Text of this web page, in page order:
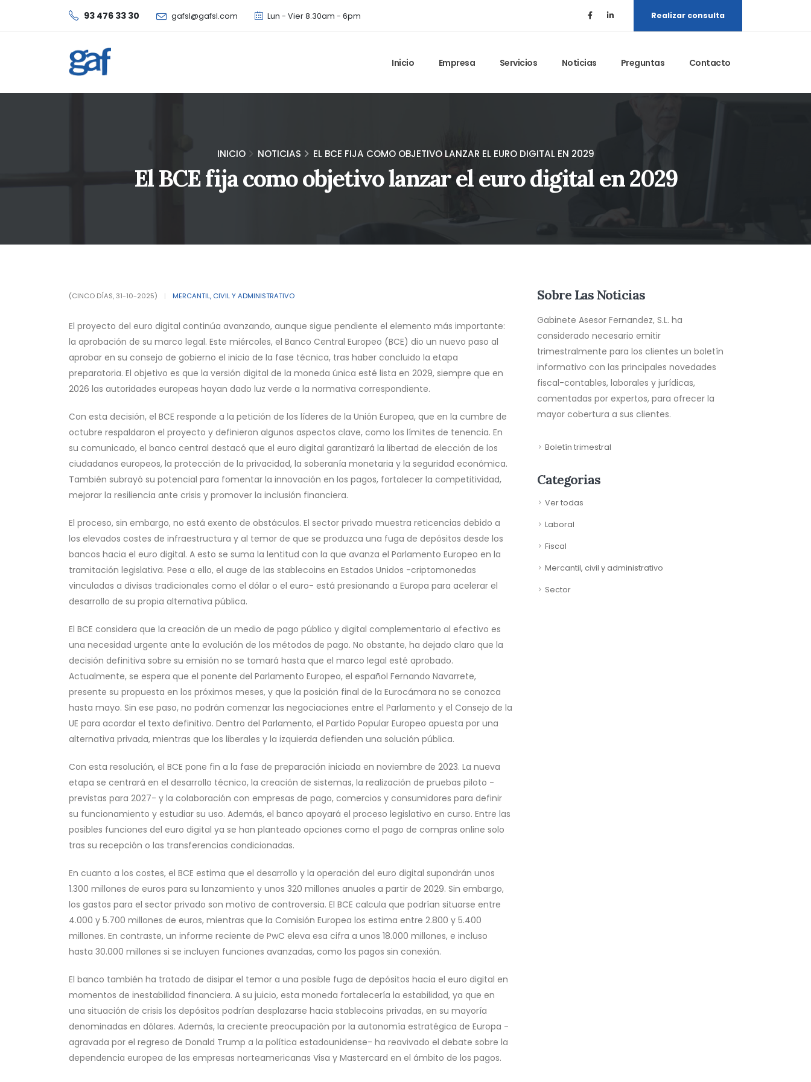
93 476 33 30 gafsl@gafsl.com Lun - Vier 8.30am - 6pm Realizar consulta
Inicio Empresa Servicios Noticias Preguntas Contacto
INICIO NOTICIAS EL BCE FIJA COMO OBJETIVO LANZAR EL EURO DIGITAL EN 2029
El BCE fija como objetivo lanzar el euro digital en 2029
(CINCO DÍAS, 31-10-2025) | MERCANTIL, CIVIL Y ADMINISTRATIVO
El proyecto del euro digital continúa avanzando, aunque sigue pendiente el elemento más importante:
la aprobación de su marco legal. Este miércoles, el Banco Central Europeo (BCE) dio un nuevo paso al
aprobar en su consejo de gobierno el inicio de la fase técnica, tras haber concluido la etapa
preparatoria. El objetivo es que la versión digital de la moneda única esté lista en 2029, siempre que en
2026 las autoridades europeas hayan dado luz verde a la normativa correspondiente.
Con esta decisión, el BCE responde a la petición de los líderes de la Unión Europea, que en la cumbre de
octubre respaldaron el proyecto y definieron algunos aspectos clave, como los límites de tenencia. En
su comunicado, el banco central destacó que el euro digital garantizará la libertad de elección de los
ciudadanos europeos, la protección de la privacidad, la soberanía monetaria y la seguridad económica.
También subrayó su potencial para fomentar la innovación en los pagos, fortalecer la competitividad,
mejorar la resiliencia ante crisis y promover la inclusión financiera.
El proceso, sin embargo, no está exento de obstáculos. El sector privado muestra reticencias debido a
los elevados costes de infraestructura y al temor de que se produzca una fuga de depósitos desde los
bancos hacia el euro digital. A esto se suma la lentitud con la que avanza el Parlamento Europeo en la
tramitación legislativa. Pese a ello, el auge de las stablecoins en Estados Unidos -criptomonedas
vinculadas a divisas tradicionales como el dólar o el euro- está presionando a Europa para acelerar el
desarrollo de su propia alternativa pública.
El BCE considera que la creación de un medio de pago público y digital complementario al efectivo es
una necesidad urgente ante la evolución de los métodos de pago. No obstante, ha dejado claro que la
decisión definitiva sobre su emisión no se tomará hasta que el marco legal esté aprobado.
Actualmente, se espera que el ponente del Parlamento Europeo, el español Fernando Navarrete,
presente su propuesta en los próximos meses, y que la posición final de la Eurocámara no se conozca
hasta mayo. Sin ese paso, no podrán comenzar las negociaciones entre el Parlamento y el Consejo de la
UE para acordar el texto definitivo. Dentro del Parlamento, el Partido Popular Europeo apuesta por una
alternativa privada, mientras que los liberales y la izquierda defienden una solución pública.
Con esta resolución, el BCE pone fin a la fase de preparación iniciada en noviembre de 2023. La nueva
etapa se centrará en el desarrollo técnico, la creación de sistemas, la realización de pruebas piloto -
previstas para 2027- y la colaboración con empresas de pago, comercios y consumidores para definir
su funcionamiento y estudiar su uso. Además, el banco apoyará el proceso legislativo en curso. Entre las
posibles funciones del euro digital ya se han planteado opciones como el pago de compras online solo
tras su recepción o las transferencias condicionadas.
En cuanto a los costes, el BCE estima que el desarrollo y la operación del euro digital supondrán unos
1.300 millones de euros para su lanzamiento y unos 320 millones anuales a partir de 2029. Sin embargo,
los gastos para el sector privado son motivo de controversia. El BCE calcula que podrían situarse entre
4.000 y 5.700 millones de euros, mientras que la Comisión Europea los estima entre 2.800 y 5.400
millones. En contraste, un informe reciente de PwC eleva esa cifra a unos 18.000 millones, e incluso
hasta 30.000 millones si se incluyen funciones avanzadas, como los pagos sin conexión.
El banco también ha tratado de disipar el temor a una posible fuga de depósitos hacia el euro digital en
momentos de inestabilidad financiera. A su juicio, esta moneda fortalecería la estabilidad, ya que en
una situación de crisis los depósitos podrían desplazarse hacia stablecoins privadas, en su mayoría
denominadas en dólares. Además, la creciente preocupación por la autonomía estratégica de Europa -
agravada por el regreso de Donald Trump a la política estadounidense- ha reavivado el debate sobre la
dependencia europea de las empresas norteamericanas Visa y Mastercard en el ámbito de los pagos.
Sobre Las Noticias
Gabinete Asesor Fernandez, S.L. ha
considerado necesario emitir
trimestralmente para los clientes un boletín
informativo con las principales novedades
fiscal-contables, laborales y jurídicas,
comentadas por expertos, para ofrecer la
mayor cobertura a sus clientes.
Boletín trimestral
Categorias
Ver todas
Laboral
Fiscal
Mercantil, civil y administrativo
Sector